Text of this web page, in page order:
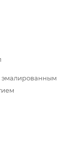
эмалированным